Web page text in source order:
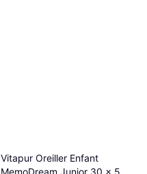
Vitapur Oreiller Enfant
MemoDream Junior 30 x 50